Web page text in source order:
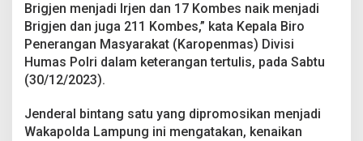
Brigjen menjadi Irjen dan 17 Kombes naik menjadi
Brigjen dan juga 211 Kombes,” kata Kepala Biro
Penerangan Masyarakat (Karopenmas) Divisi
Humas Polri dalam keterangan tertulis, pada Sabtu
(30/12/2023).
Jenderal bintang satu yang dipromosikan menjadi
Wakapolda Lampung ini mengatakan, kenaikan